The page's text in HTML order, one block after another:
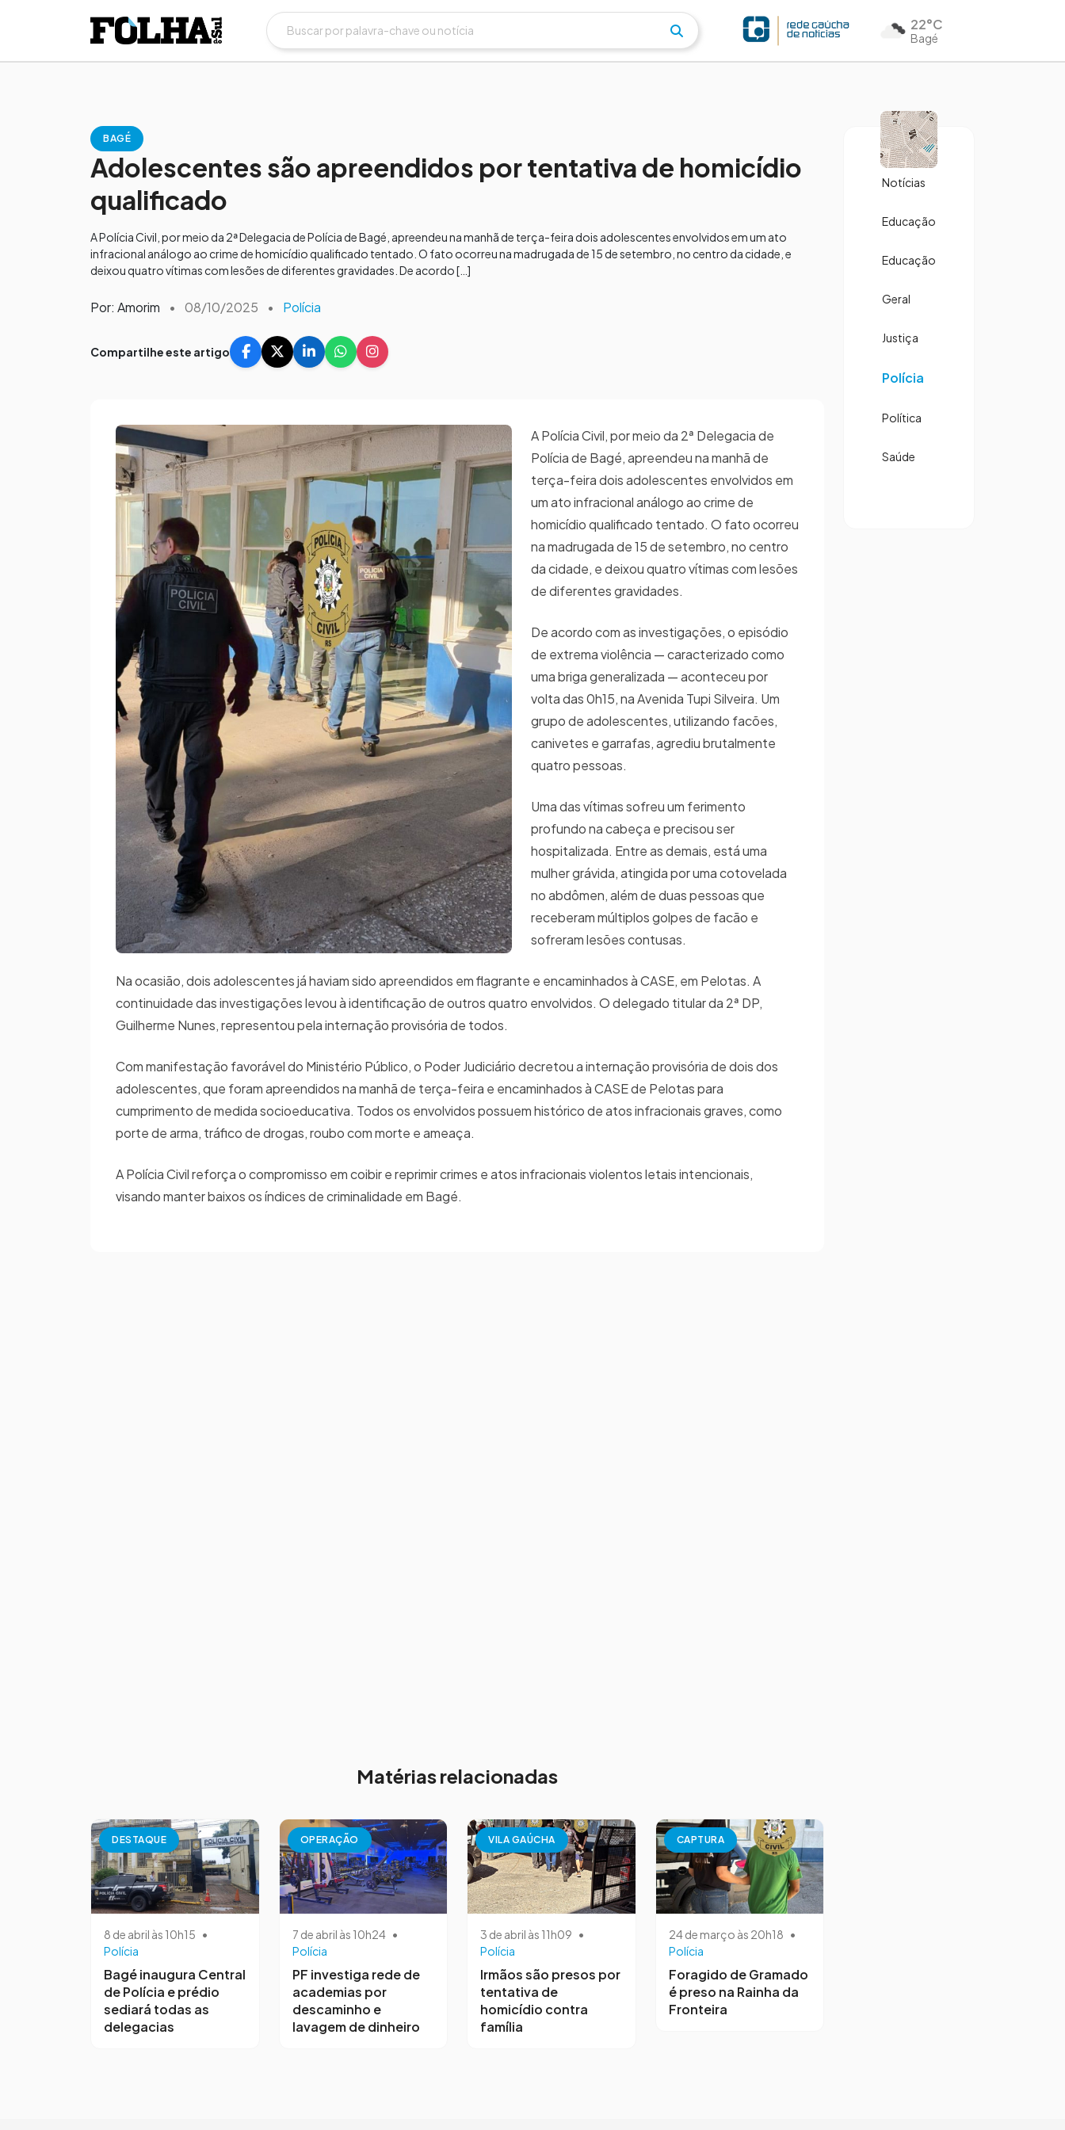
22°C
Bagé
BAGÉ
Adolescentes são apreendidos por tentativa de homicídio
qualificado
A Polícia Civil, por meio da 2ª Delegacia de Polícia de Bagé, apreendeu na manhã de terça-feira dois adolescentes envolvidos em um ato
infracional análogo ao crime de homicídio qualificado tentado. O fato ocorreu na madrugada de 15 de setembro, no centro da cidade, e
deixou quatro vítimas com lesões de diferentes gravidades. De acordo […]
Por: Amorim • 08/10/2025 • Polícia
Compartilhe este artigo
A Polícia Civil, por meio da 2ª Delegacia de
Polícia de Bagé, apreendeu na manhã de
terça-feira dois adolescentes envolvidos em
um ato infracional análogo ao crime de
homicídio qualificado tentado. O fato ocorreu
na madrugada de 15 de setembro, no centro
da cidade, e deixou quatro vítimas com lesões
de diferentes gravidades.
De acordo com as investigações, o episódio
de extrema violência — caracterizado como
uma briga generalizada — aconteceu por
volta das 0h15, na Avenida Tupi Silveira. Um
grupo de adolescentes, utilizando facões,
canivetes e garrafas, agrediu brutalmente
quatro pessoas.
Uma das vítimas sofreu um ferimento
profundo na cabeça e precisou ser
hospitalizada. Entre as demais, está uma
mulher grávida, atingida por uma cotovelada
no abdômen, além de duas pessoas que
receberam múltiplos golpes de facão e
sofreram lesões contusas.
Na ocasião, dois adolescentes já haviam sido apreendidos em flagrante e encaminhados à CASE, em Pelotas. A
continuidade das investigações levou à identificação de outros quatro envolvidos. O delegado titular da 2ª DP,
Guilherme Nunes, representou pela internação provisória de todos.
Com manifestação favorável do Ministério Público, o Poder Judiciário decretou a internação provisória de dois dos
adolescentes, que foram apreendidos na manhã de terça-feira e encaminhados à CASE de Pelotas para
cumprimento de medida socioeducativa. Todos os envolvidos possuem histórico de atos infracionais graves, como
porte de arma, tráfico de drogas, roubo com morte e ameaça.
A Polícia Civil reforça o compromisso em coibir e reprimir crimes e atos infracionais violentos letais intencionais,
visando manter baixos os índices de criminalidade em Bagé.
Matérias relacionadas
DESTAQUE
8 de abril às 10h15 •
Polícia
Bagé inaugura Central
de Polícia e prédio
sediará todas as
delegacias
OPERAÇÃO
7 de abril às 10h24 •
Polícia
PF investiga rede de
academias por
descaminho e
lavagem de dinheiro
VILA GAÚCHA
3 de abril às 11h09 •
Polícia
Irmãos são presos por
tentativa de
homicídio contra
família
CAPTURA
24 de março às 20h18 •
Polícia
Foragido de Gramado
é preso na Rainha da
Fronteira
Notícias
Educação
Educação
Geral
Justiça
Polícia
Política
Saúde